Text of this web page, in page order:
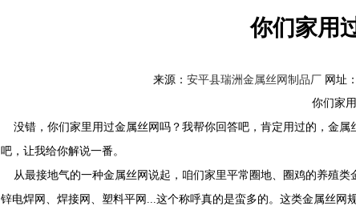
你们家用
来源： 安平县瑞洲金属丝网制品厂网址
你们家
没错，你们家里用过金属丝网吗？我帮你回答吧，肯定用过的，金
吧，让我给你解说一番。
从最接地气的一种金属丝网说起，咱们家里平常圈地、圈鸡的养殖
锌电焊网、焊接网、塑料平网...这个称呼真的是蛮多的。这类金属丝